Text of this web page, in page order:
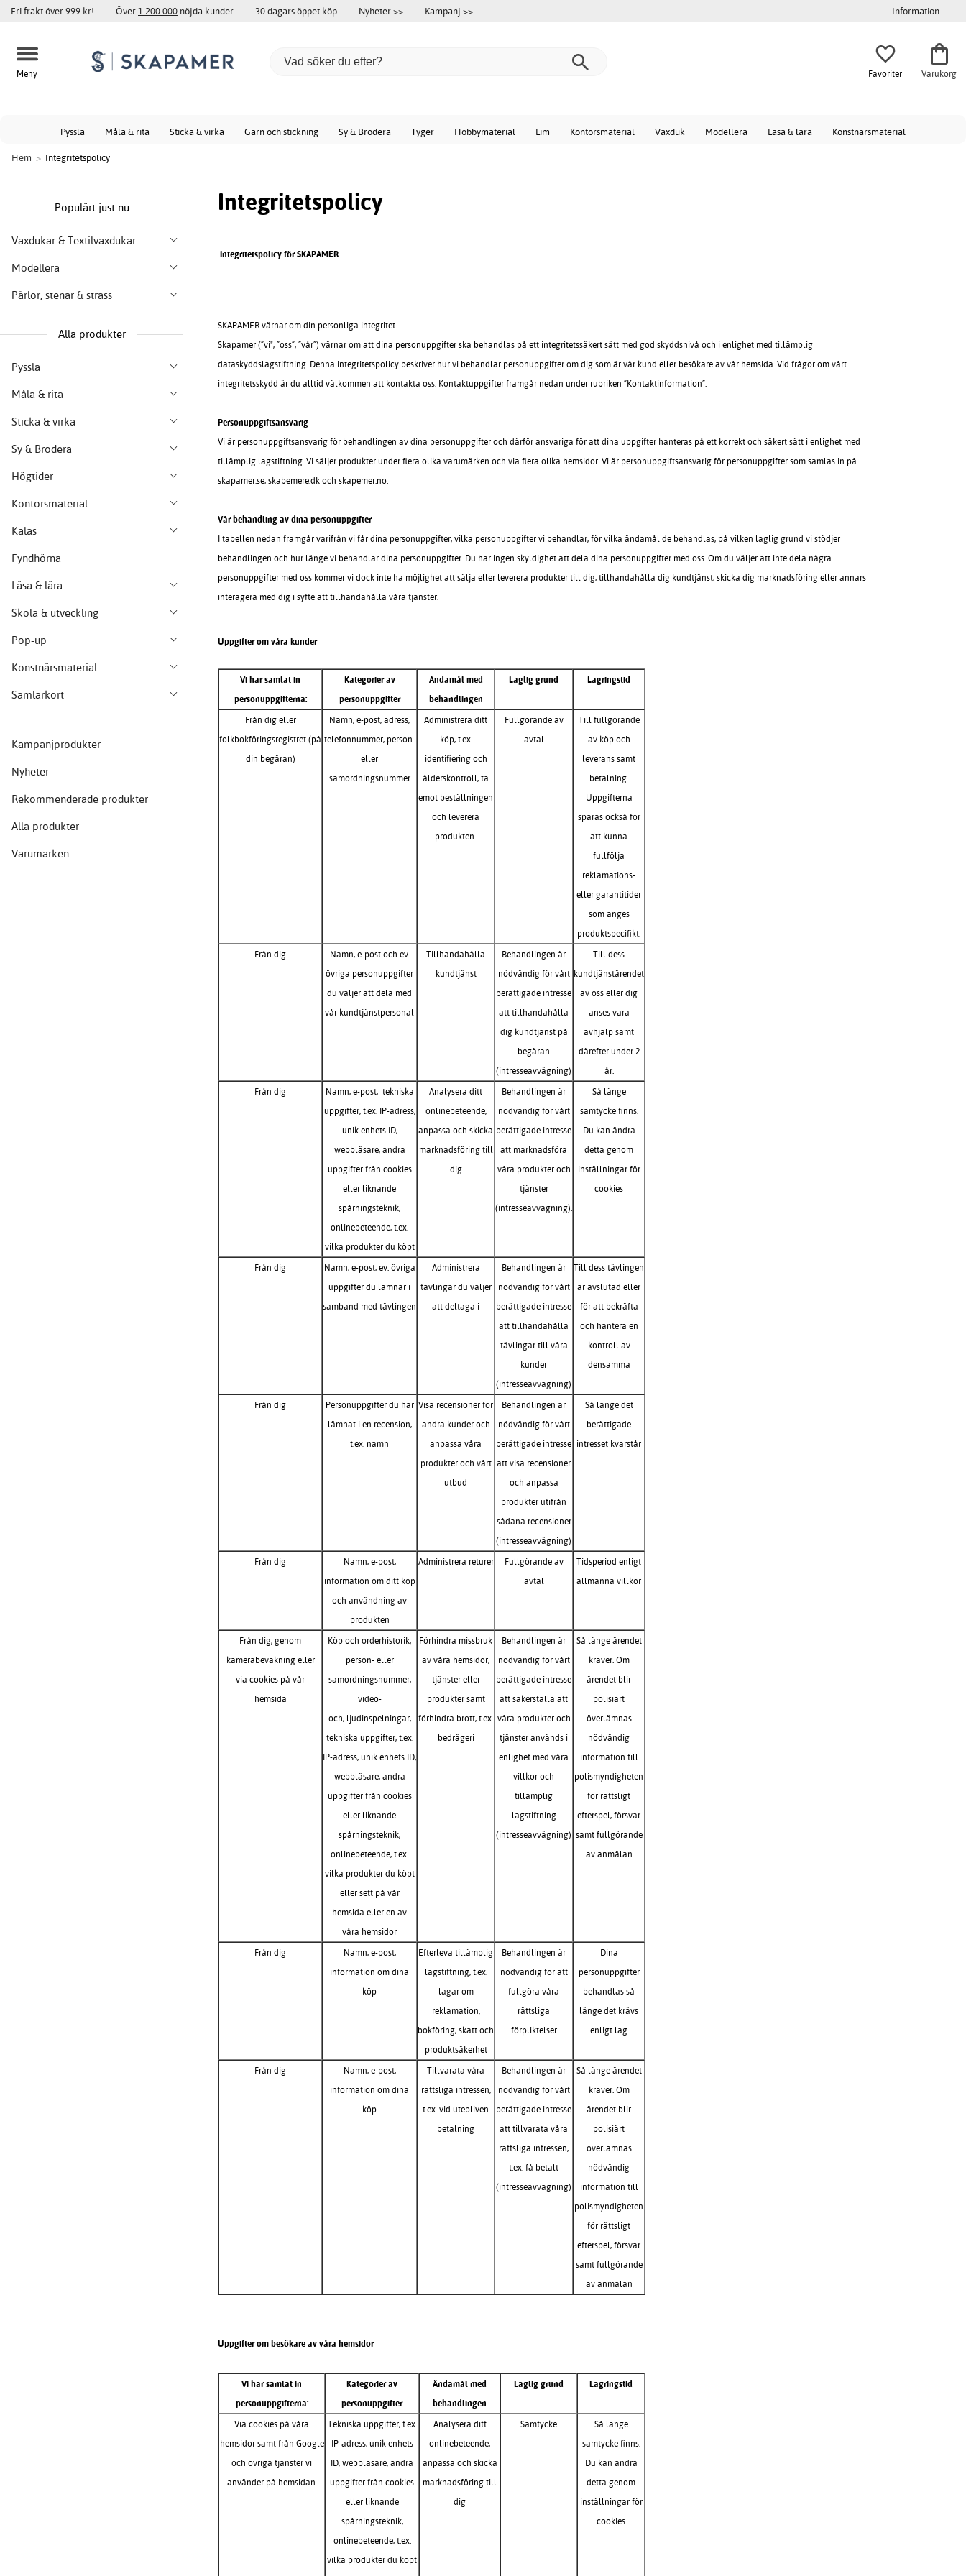
Fri frakt över 999 kr! Över1 200 000 nöjda kunder 30 dagars öppet köp Nyheter >> Kampanj >> Information
Meny Favoriter Varukorg
Pyssla Måla & rita Sticka & virka Garn och stickning Sy & Brodera Tyger Hobbymaterial Lim Kontorsmaterial Vaxduk Modellera Läsa & lära Konstnärsmaterial
Hem > Integritetspolicy
Populärt just nu
Vaxdukar & Textilvaxdukar
Modellera
Pärlor, stenar & strass
Alla produkter
Pyssla
Måla & rita
Sticka & virka
Sy & Brodera
Högtider
Kontorsmaterial
Kalas
Fyndhörna
Läsa & lära
Skola & utveckling
Pop-up
Konstnärsmaterial
Samlarkort
Kampanjprodukter
Nyheter
Rekommenderade produkter
Alla produkter
Varumärken
Integritetspolicy
Integritetspolicy för SKAPAMER
SKAPAMER värnar om din personliga integritet
Skapamer (”vi", ”oss”, ”vår”) värnar om att dina personuppgifter ska behandlas på ett integritetssäkert sätt med god skyddsnivå och i enlighet med tillämplig
dataskyddslagstiftning. Denna integritetspolicy beskriver hur vi behandlar personuppgifter om dig som är vår kund eller besökare av vår hemsida. Vid frågor om vårt
integritetsskydd är du alltid välkommen att kontakta oss. Kontaktuppgifter framgår nedan under rubriken ”Kontaktinformation”.
Personuppgiftsansvarig
Vi är personuppgiftsansvarig för behandlingen av dina personuppgifter och därför ansvariga för att dina uppgifter hanteras på ett korrekt och säkert sätt i enlighet med
tillämplig lagstiftning. Vi säljer produkter under flera olika varumärken och via flera olika hemsidor. Vi är personuppgiftsansvarig för personuppgifter som samlas in på
skapamer.se, skabemere.dk och skapemer.no.
Vår behandling av dina personuppgifter
I tabellen nedan framgår varifrån vi får dina personuppgifter, vilka personuppgifter vi behandlar, för vilka ändamål de behandlas, på vilken laglig grund vi stödjer
behandlingen och hur länge vi behandlar dina personuppgifter. Du har ingen skyldighet att dela dina personuppgifter med oss. Om du väljer att inte dela några
personuppgifter med oss kommer vi dock inte ha möjlighet att sälja eller leverera produkter till dig, tillhandahålla dig kundtjänst, skicka dig marknadsföring eller annars
interagera med dig i syfte att tillhandahålla våra tjänster.
Uppgifter om våra kunder
Vi har samlat in
personuppgifterna:
Kategorier av
personuppgifter
Ändamål med
behandlingen
Laglig grund Lagringstid
Från dig eller
folkbokföringsregistret (på
din begäran)
Namn, e-post, adress,
telefonnummer, person-
eller
samordningsnummer
Administrera ditt
köp, t.ex.
identifiering och
ålderskontroll, ta
emot beställningen
och leverera
produkten
Fullgörande av
avtal
Till fullgörande
av köp och
leverans samt
betalning.
Uppgifterna
sparas också för
att kunna
fullfölja
reklamations-
eller garantitider
som anges
produktspecifikt.
Från dig
Namn, e-post och ev.
övriga personuppgifter
du väljer att dela med
vår kundtjänstpersonal
Tillhandahålla
kundtjänst
Behandlingen är
nödvändig för vårt
berättigade intresse
att tillhandahålla
dig kundtjänst på
begäran
(intresseavvägning)
Till dess
kundtjänstärendet
av oss eller dig
anses vara
avhjälp samt
därefter under 2
år.
Från dig
Namn, e-post, tekniska
uppgifter, t.ex. IP-adress,
unik enhets ID,
webbläsare, andra
uppgifter från cookies
eller liknande
spårningsteknik,
onlinebeteende, t.ex.
vilka produkter du köpt
Analysera ditt
onlinebeteende,
anpassa och skicka
marknadsföring till
dig
Behandlingen är
nödvändig för vårt
berättigade intresse
att marknadsföra
våra produkter och
tjänster
(intresseavvägning).
Så länge
samtycke finns.
Du kan ändra
detta genom
inställningar för
cookies
Från dig
Namn, e-post, ev. övriga
uppgifter du lämnar i
samband med tävlingen
Administrera
tävlingar du väljer
att deltaga i
Behandlingen är
nödvändig för vårt
berättigade intresse
att tillhandahålla
tävlingar till våra
kunder
(intresseavvägning)
Till dess tävlingen
är avslutad eller
för att bekräfta
och hantera en
kontroll av
densamma
Från dig
Personuppgifter du har
lämnat i en recension,
t.ex. namn
Visa recensioner för
andra kunder och
anpassa våra
produkter och vårt
utbud
Behandlingen är
nödvändig för vårt
berättigade intresse
att visa recensioner
och anpassa
produkter utifrån
sådana recensioner
(intresseavvägning)
Så länge det
berättigade
intresset kvarstår
Från dig
Namn, e-post,
information om ditt köp
och användning av
produkten
Administrera returer
Fullgörande av
avtal
Tidsperiod enligt
allmänna villkor
Från dig, genom
kamerabevakning eller
via cookies på vår
hemsida
Köp och orderhistorik,
person- eller
samordningsnummer,
video-
och, ljudinspelningar,
tekniska uppgifter, t.ex.
IP-adress, unik enhets ID,
webbläsare, andra
uppgifter från cookies
eller liknande
spårningsteknik,
onlinebeteende, t.ex.
vilka produkter du köpt
eller sett på vår
hemsida eller en av
våra hemsidor
Förhindra missbruk
av våra hemsidor,
tjänster eller
produkter samt
förhindra brott, t.ex.
bedrägeri
Behandlingen är
nödvändig för vårt
berättigade intresse
att säkerställa att
våra produkter och
tjänster används i
enlighet med våra
villkor och
tillämplig
lagstiftning
(intresseavvägning)
Så länge ärendet
kräver. Om
ärendet blir
polisiärt
överlämnas
nödvändig
information till
polismyndigheten
för rättsligt
efterspel, försvar
samt fullgörande
av anmälan
Från dig
Namn, e-post,
information om dina
köp
Efterleva tillämplig
lagstiftning, t.ex.
lagar om
reklamation,
bokföring, skatt och
produktsäkerhet
Behandlingen är
nödvändig för att
fullgöra våra
rättsliga
förpliktelser
Dina
personuppgifter
behandlas så
länge det krävs
enligt lag
Från dig
Namn, e-post,
information om dina
köp
Tillvarata våra
rättsliga intressen,
t.ex. vid utebliven
betalning
Behandlingen är
nödvändig för vårt
berättigade intresse
att tillvarata våra
rättsliga intressen,
t.ex. få betalt
(intresseavvägning)
Så länge ärendet
kräver. Om
ärendet blir
polisiärt
överlämnas
nödvändig
information till
polismyndigheten
för rättsligt
efterspel, försvar
samt fullgörande
av anmälan
Uppgifter om besökare av våra hemsidor
Vi har samlat in
personuppgifterna:
Kategorier av
personuppgifter
Ändamål med
behandlingen
Laglig grund Lagringstid
Via cookies på våra
hemsidor samt från Google
och övriga tjänster vi
använder på hemsidan.
Tekniska uppgifter, t.ex.
IP-adress, unik enhets
ID, webbläsare, andra
uppgifter från cookies
eller liknande
spårningsteknik,
onlinebeteende, t.ex.
vilka produkter du köpt
Analysera ditt
onlinebeteende,
anpassa och skicka
marknadsföring till
dig
Samtycke
Så länge
samtycke finns.
Du kan ändra
detta genom
inställningar för
cookies